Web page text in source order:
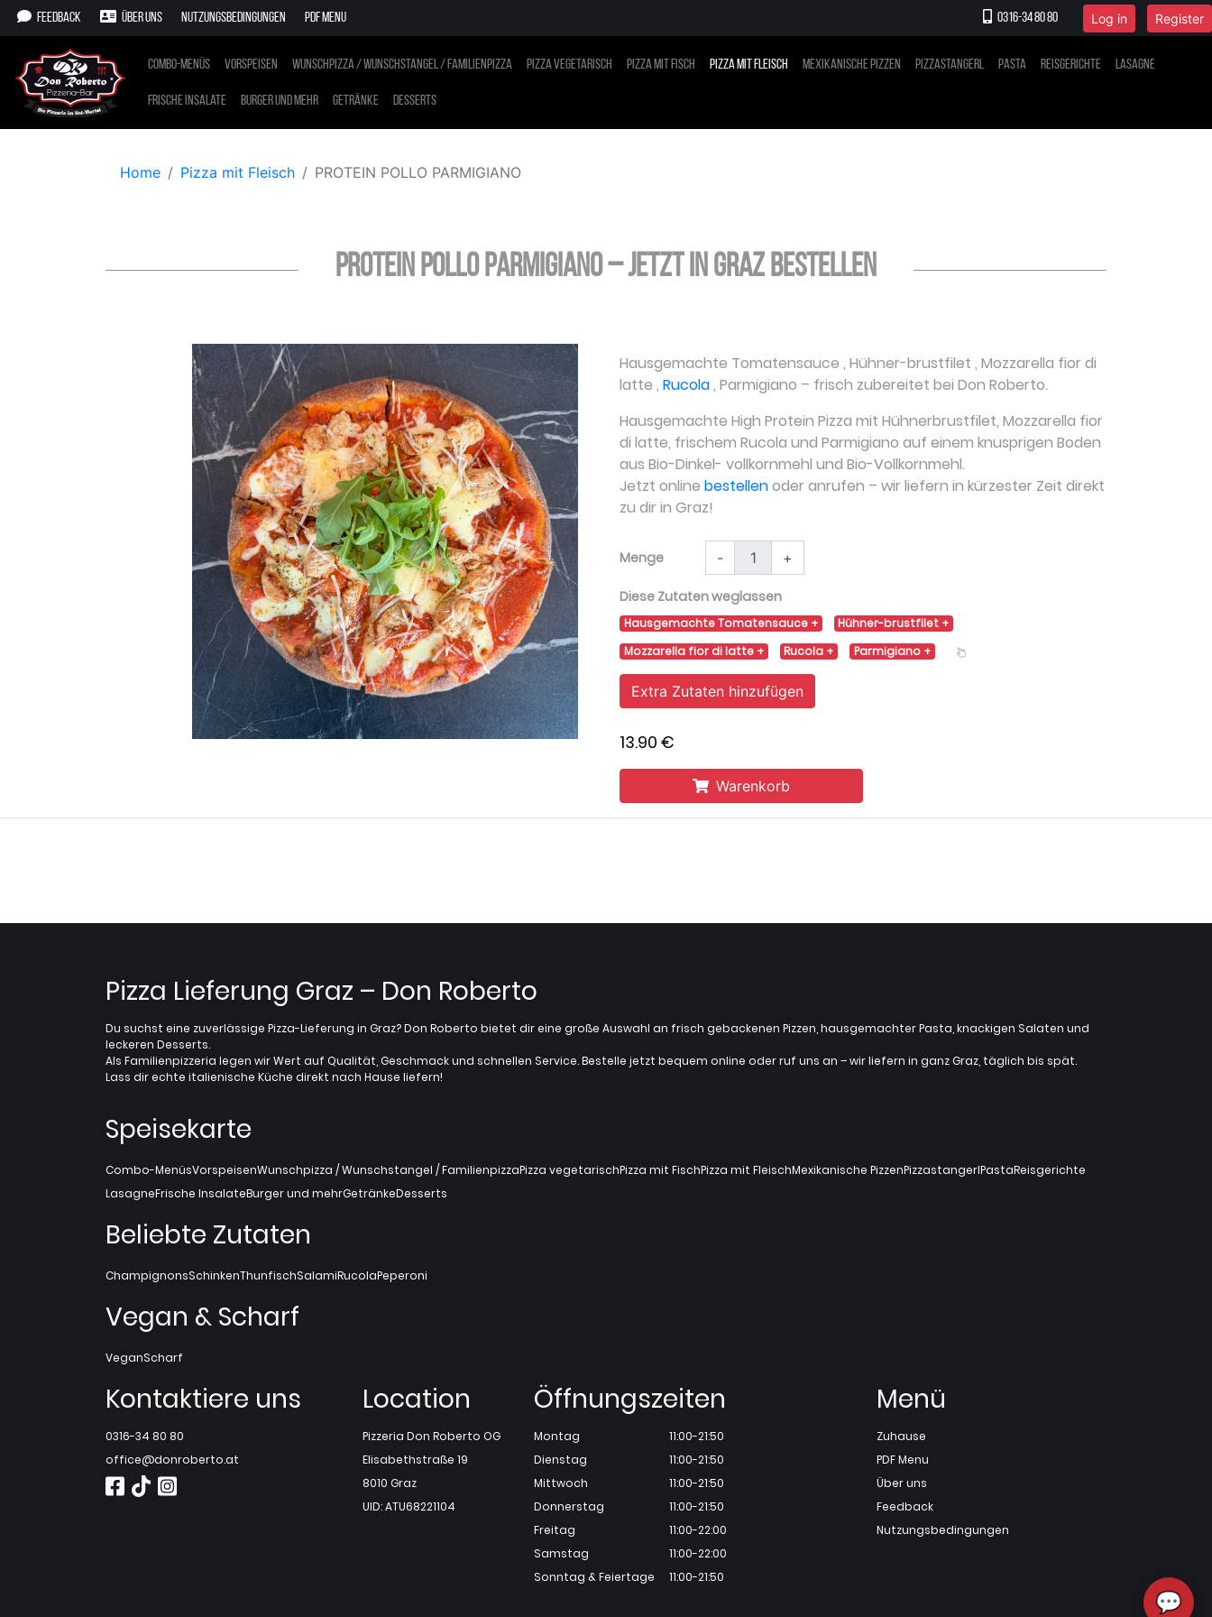
Feedback Über uns Nutzungsbedingungen PDF Menu 0316-34 80 80 Log in Register
Combo-Menüs Vorspeisen Wunschpizza / Wunschstangel / Familienpizza Pizza vegetarisch Pizza mit Fisch Pizza mit Fleisch Mexikanische Pizzen Pizzastangerl Pasta Reisgerichte Lasagne
Frische Insalate Burger und mehr Getränke Desserts
Home Pizza mit Fleisch PROTEIN POLLO PARMIGIANO
PROTEIN POLLO PARMIGIANO – jetzt in Graz bestellen
Hausgemachte Tomatensauce , Hühner-brustfilet , Mozzarella fior di
latte , Rucola, Parmigiano – frisch zubereitet bei Don Roberto.
Hausgemachte High Protein Pizza mit Hühnerbrustfilet, Mozzarella fior
di latte, frischem Rucola und Parmigiano auf einem knusprigen Boden
aus Bio-Dinkel- vollkornmehl und Bio-Vollkornmehl.
Jetzt online bestellenoder anrufen – wir liefern in kürzester Zeit direkt
zu dir in Graz!
Menge - +
Diese Zutaten weglassen
Hausgemachte Tomatensauce
Hühner-brustfilet
Mozzarella fior di latte
Rucola Parmigiano
Extra Zutaten hinzufügen
13.90 €
Warenkorb
Pizza Lieferung Graz – Don Roberto
Du suchst eine zuverlässige Pizza-Lieferung in Graz? Don Roberto bietet dir eine große Auswahl an frisch gebackenen Pizzen, hausgemachter Pasta, knackigen Salaten und
leckeren Desserts.
Als Familienpizzeria legen wir Wert auf Qualität, Geschmack und schnellen Service. Bestelle jetzt bequem online oder ruf uns an – wir liefern in ganz Graz, täglich bis spät.
Lass dir echte italienische Küche direkt nach Hause liefern!
Speisekarte
Combo-MenüsVorspeisenWunschpizza / Wunschstangel / FamilienpizzaPizza vegetarischPizza mit FischPizza mit FleischMexikanische PizzenPizzastangerlPastaReisgerichte
LasagneFrische InsalateBurger und mehrGetränkeDesserts
Beliebte Zutaten
ChampignonsSchinkenThunfischSalamiRucolaPeperoni
Vegan & Scharf
VeganScharf
Kontaktiere uns
0316-34 80 80
office@donroberto.at
Location
Pizzeria Don Roberto OG
Elisabethstraße 19
8010 Graz
UID: ATU68221104
Öffnungszeiten
Montag
Dienstag
Mittwoch
Donnerstag
Freitag
Samstag
Sonntag & Feiertage
11:00-21:50
11:00-21:50
11:00-21:50
11:00-21:50
11:00-22:00
11:00-22:00
11:00-21:50
Menü
Zuhause
PDF Menu
Über uns
Feedback
Nutzungsbedingungen
💬